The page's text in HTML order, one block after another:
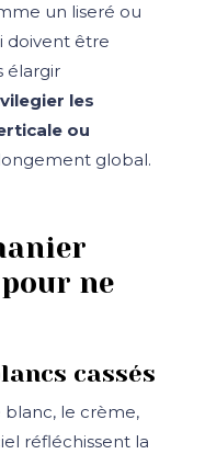
un liseré ou
doivent être
élargir
les
ou
global.
ne
cassés
blanc, le crème,
réfléchissent la